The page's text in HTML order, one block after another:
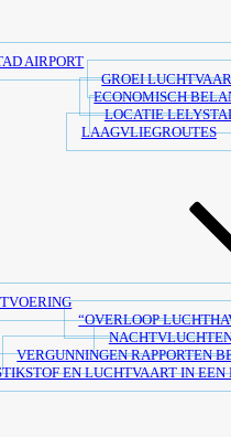
AIRPORT
GROEI
ECONOMISCH
LOCATIE
LAAGVLIEGROUTES
“OVERLOOP
VERGUNNINGEN RAPPORTEN
EN LUCHTVAART IN EEN